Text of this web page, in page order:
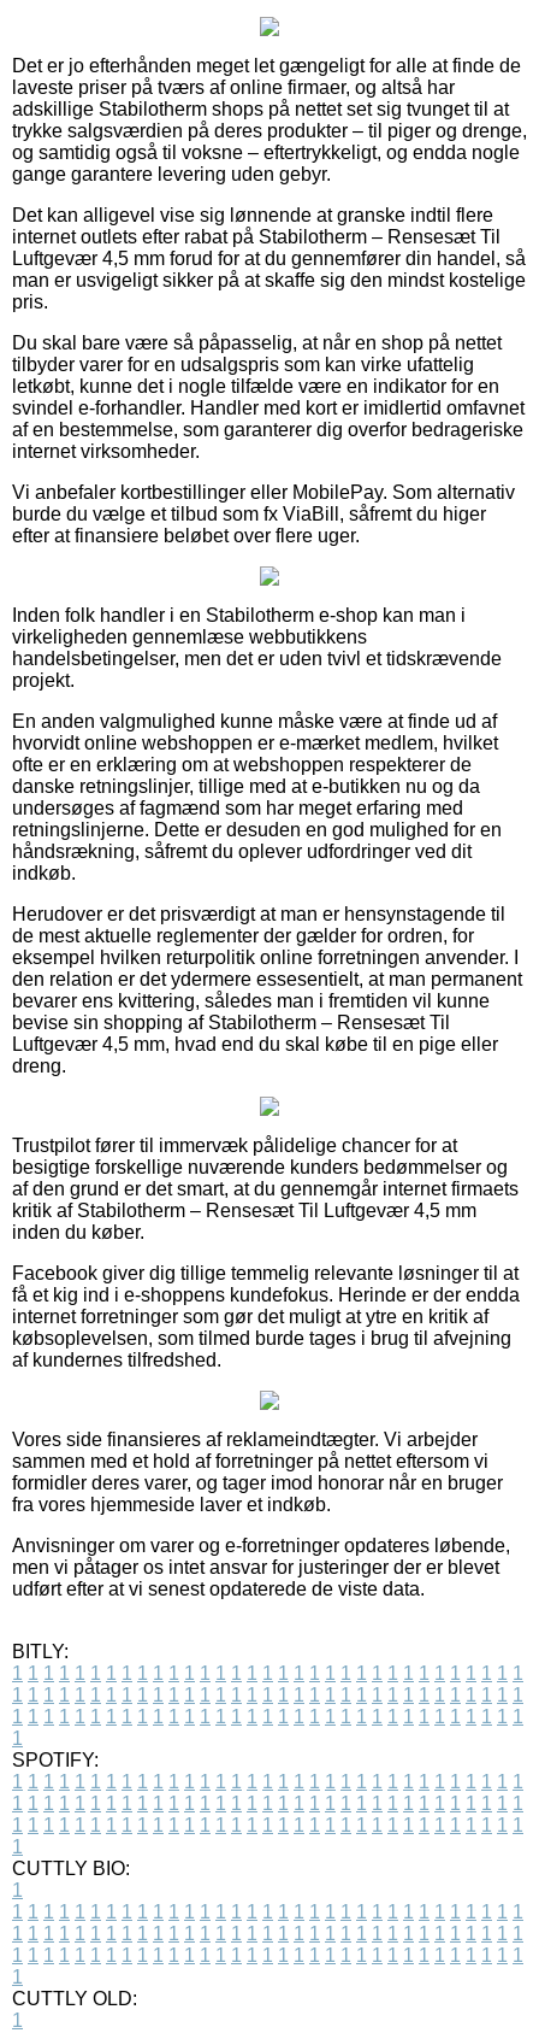
Det er jo efterhånden meget let gængeligt for alle at finde de
laveste priser på tværs af online firmaer, og altså har
adskillige Stabilotherm shops på nettet set sig tvunget til at
trykke salgsværdien på deres produkter – til piger og drenge,
og samtidig også til voksne – eftertrykkeligt, og endda nogle
gange garantere levering uden gebyr.
Det kan alligevel vise sig lønnende at granske indtil flere
internet outlets efter rabat på Stabilotherm – Rensesæt Til
Luftgevær 4,5 mm forud for at du gennemfører din handel, så
man er usvigeligt sikker på at skaffe sig den mindst kostelige
pris.
Du skal bare være så påpasselig, at når en shop på nettet
tilbyder varer for en udsalgspris som kan virke ufattelig
letkøbt, kunne det i nogle tilfælde være en indikator for en
svindel e-forhandler. Handler med kort er imidlertid omfavnet
af en bestemmelse, som garanterer dig overfor bedrageriske
internet virksomheder.
Vi anbefaler kortbestillinger eller MobilePay. Som alternativ
burde du vælge et tilbud som fx ViaBill, såfremt du higer
efter at finansiere beløbet over flere uger.
Inden folk handler i en Stabilotherm e-shop kan man i
virkeligheden gennemlæse webbutikkens
handelsbetingelser, men det er uden tvivl et tidskrævende
projekt.
En anden valgmulighed kunne måske være at finde ud af
hvorvidt online webshoppen er e-mærket medlem, hvilket
ofte er en erklæring om at webshoppen respekterer de
danske retningslinjer, tillige med at e-butikken nu og da
undersøges af fagmænd som har meget erfaring med
retningslinjerne. Dette er desuden en god mulighed for en
håndsrækning, såfremt du oplever udfordringer ved dit
indkøb.
Herudover er det prisværdigt at man er hensynstagende til
de mest aktuelle reglementer der gælder for ordren, for
eksempel hvilken returpolitik online forretningen anvender. I
den relation er det ydermere essesentielt, at man permanent
bevarer ens kvittering, således man i fremtiden vil kunne
bevise sin shopping af Stabilotherm – Rensesæt Til
Luftgevær 4,5 mm, hvad end du skal købe til en pige eller
dreng.
Trustpilot fører til immervæk pålidelige chancer for at
besigtige forskellige nuværende kunders bedømmelser og
af den grund er det smart, at du gennemgår internet firmaets
kritik af Stabilotherm – Rensesæt Til Luftgevær 4,5 mm
inden du køber.
Facebook giver dig tillige temmelig relevante løsninger til at
få et kig ind i e-shoppens kundefokus. Herinde er der endda
internet forretninger som gør det muligt at ytre en kritik af
købsoplevelsen, som tilmed burde tages i brug til afvejning
af kundernes tilfredshed.
Vores side finansieres af reklameindtægter. Vi arbejder
sammen med et hold af forretninger på nettet eftersom vi
formidler deres varer, og tager imod honorar når en bruger
fra vores hjemmeside laver et indkøb.
Anvisninger om varer og e-forretninger opdateres løbende,
men vi påtager os intet ansvar for justeringer der er blevet
udført efter at vi senest opdaterede de viste data.
BITLY:
1 1 1 1 1 1 1 1 1 1 1 1 1 1 1 1 1 1 1 1 1 1 1 1 1 1 1 1 1 1 1 1 1
1 1 1 1 1 1 1 1 1 1 1 1 1 1 1 1 1 1 1 1 1 1 1 1 1 1 1 1 1 1 1 1 1
1 1 1 1 1 1 1 1 1 1 1 1 1 1 1 1 1 1 1 1 1 1 1 1 1 1 1 1 1 1 1 1 1
1
SPOTIFY:
1 1 1 1 1 1 1 1 1 1 1 1 1 1 1 1 1 1 1 1 1 1 1 1 1 1 1 1 1 1 1 1 1
1 1 1 1 1 1 1 1 1 1 1 1 1 1 1 1 1 1 1 1 1 1 1 1 1 1 1 1 1 1 1 1 1
1 1 1 1 1 1 1 1 1 1 1 1 1 1 1 1 1 1 1 1 1 1 1 1 1 1 1 1 1 1 1 1 1
1
CUTTLY BIO:
1
1 1 1 1 1 1 1 1 1 1 1 1 1 1 1 1 1 1 1 1 1 1 1 1 1 1 1 1 1 1 1 1 1
1 1 1 1 1 1 1 1 1 1 1 1 1 1 1 1 1 1 1 1 1 1 1 1 1 1 1 1 1 1 1 1 1
1 1 1 1 1 1 1 1 1 1 1 1 1 1 1 1 1 1 1 1 1 1 1 1 1 1 1 1 1 1 1 1 1
1
CUTTLY OLD:
1